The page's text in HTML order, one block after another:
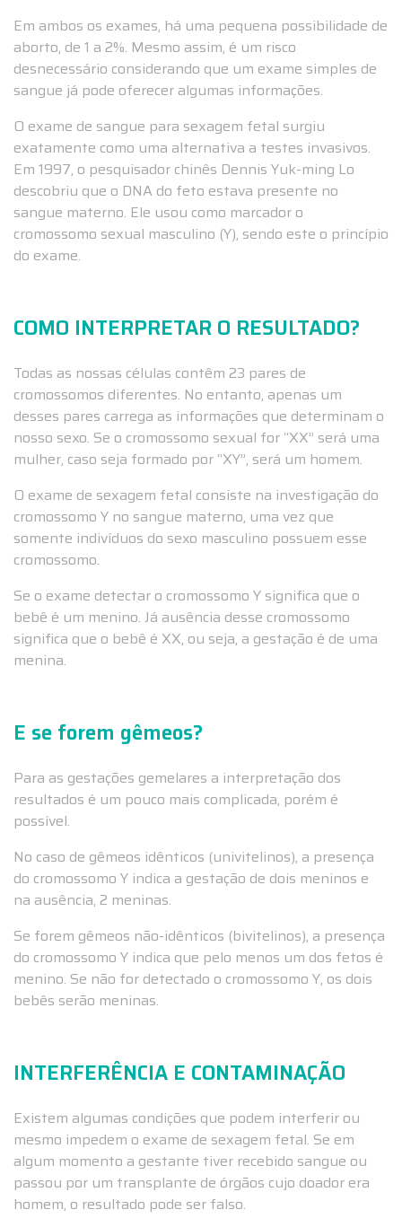
Em ambos os exames, há uma pequena possibilidade de
aborto, de 1 a 2%. Mesmo assim, é um risco
desnecessário considerando que um exame simples de
sangue já pode oferecer algumas informações.
O exame de sangue para sexagem fetal surgiu
exatamente como uma alternativa a testes invasivos.
Em 1997, o pesquisador chinês Dennis Yuk-ming Lo
descobriu que o DNA do feto estava presente no
sangue materno. Ele usou como marcador o
cromossomo sexual masculino (Y), sendo este o princípio
do exame.
COMO INTERPRETAR O RESULTADO?
Todas as nossas células contêm 23 pares de
cromossomos diferentes. No entanto, apenas um
desses pares carrega as informações que determinam o
nosso sexo. Se o cromossomo sexual for “XX” será uma
mulher, caso seja formado por “XY”, será um homem.
O exame de sexagem fetal consiste na investigação do
cromossomo Y no sangue materno, uma vez que
somente indivíduos do sexo masculino possuem esse
cromossomo.
Se o exame detectar o cromossomo Y significa que o
bebê é um menino. Já ausência desse cromossomo
significa que o bebê é XX, ou seja, a gestação é de uma
menina.
E se forem gêmeos?
Para as gestações gemelares a interpretação dos
resultados é um pouco mais complicada, porém é
possível.
No caso de gêmeos idênticos (univitelinos), a presença
do cromossomo Y indica a gestação de dois meninos e
na ausência, 2 meninas.
Se forem gêmeos não-idênticos (bivitelinos), a presença
do cromossomo Y indica que pelo menos um dos fetos é
menino. Se não for detectado o cromossomo Y, os dois
bebês serão meninas.
INTERFERÊNCIA E CONTAMINAÇÃO
Existem algumas condições que podem interferir ou
mesmo impedem o exame de sexagem fetal. Se em
algum momento a gestante tiver recebido sangue ou
passou por um transplante de órgãos cujo doador era
homem, o resultado pode ser falso.